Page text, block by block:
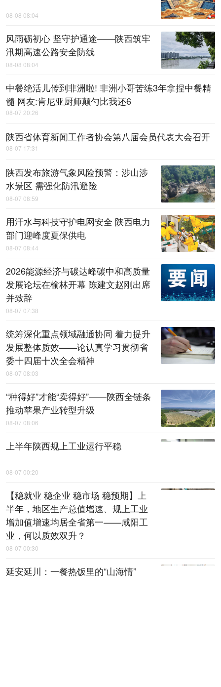
08-08 08:04
风雨砺初心 坚守护通途——陕西筑牢
汛期高速公路安全防线
08-08 08:04
中餐绝活儿传到非洲啦! 非洲小哥苦练3年拿捏中餐精
髓 网友:肯尼亚厨师颠勺比我还6
08-07 20:26
陕西省体育新闻工作者协会第八届会员代表大会召开
08-07 17:31
陕西发布旅游气象风险预警：涉山涉
水景区 需强化防汛避险
08-07 08:59
用汗水与科技守护电网安全 陕西电力
部门迎峰度夏保供电
08-07 08:44
2026能源经济与碳达峰碳中和高质量
发展论坛在榆林开幕 陈建文赵刚出席
并致辞
08-07 07:38
统筹深化重点领域融通协同 着力提升
发展整体质效——论认真学习贯彻省
委十四届十次全会精神
08-07 08:03
“种得好”才能“卖得好”——陕西全链条
推动苹果产业转型升级
08-07 08:06
上半年陕西规上工业运行平稳
08-07 00:20
【稳就业 稳企业 稳市场 稳预期】上
半年，地区生产总值增速、规上工业
增加值增速均居全省第一——咸阳工
业，何以质效双升？
08-07 00:30
延安延川：一餐热饭里的“山海情”